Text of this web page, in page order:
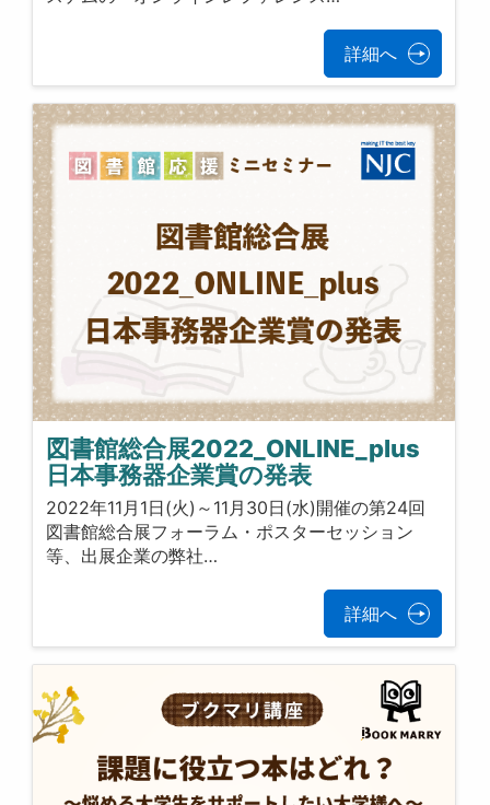
詳細へ
図書館総合展2022_ONLINE_plus
日本事務器企業賞の発表
2022年11月1日(火)～11月30日(水)開催の第24回
図書館総合展フォーラム・ポスターセッション
等、出展企業の弊社…
詳細へ